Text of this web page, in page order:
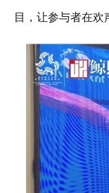
目，让参与者在欢